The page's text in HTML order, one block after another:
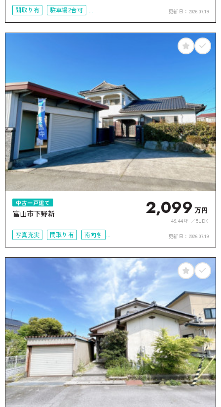
間取り有
駐車場2台可
更新日： 2026.07.19
中古一戸建て
富山市下野新 2,099 万円
49.44坪 5LDK
写真充実 間取り有
南向き
更新日： 2026.07.19